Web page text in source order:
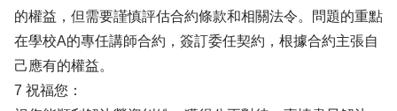
的權益，但需要謹慎評估合約條款和相關法令。問題的重點
在學校A的專任講師合約，簽訂委任契約，根據合約主張自
己應有的權益。
7 祝福您：